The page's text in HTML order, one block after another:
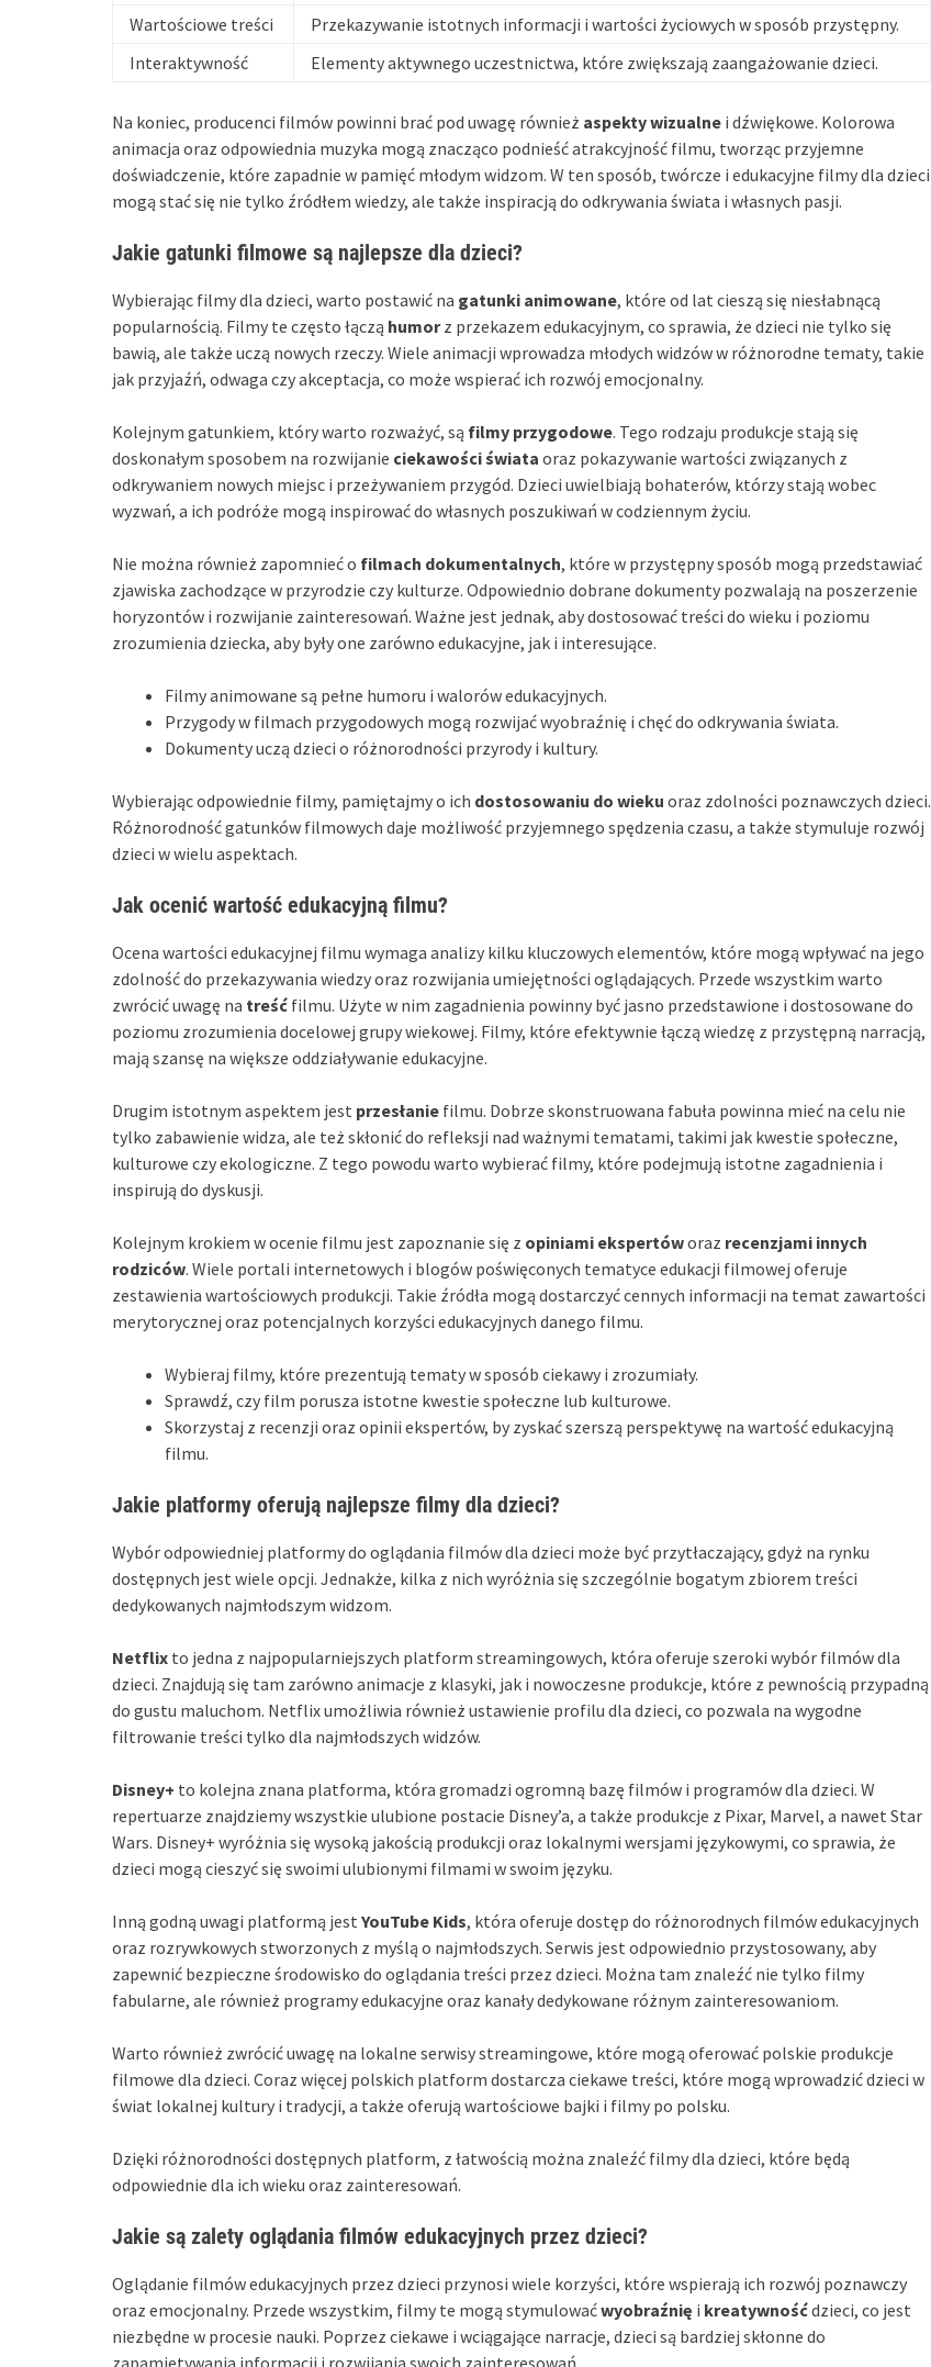
Wartościowe treści
Przekazywanie istotnych informacji i wartości życiowych w sposób przystępny.
Interaktywność
Elementy aktywnego uczestnictwa, które zwiększają zaangażowanie dzieci.
Na koniec, producenci filmów powinni brać pod uwagę również aspekty wizualne i dźwiękowe. Kolorowa
animacja oraz odpowiednia muzyka mogą znacząco podnieść atrakcyjność filmu, tworząc przyjemne
doświadczenie, które zapadnie w pamięć młodym widzom. W ten sposób, twórcze i edukacyjne filmy dla dzieci
mogą stać się nie tylko źródłem wiedzy, ale także inspiracją do odkrywania świata i własnych pasji.
Jakie gatunki filmowe są najlepsze dla dzieci?
Wybierając filmy dla dzieci, warto postawić na gatunki animowane, które od lat cieszą się niesłabnącą
popularnością. Filmy te często łączą humorz przekazem edukacyjnym, co sprawia, że dzieci nie tylko się
bawią, ale także uczą nowych rzeczy. Wiele animacji wprowadza młodych widzów w różnorodne tematy, takie
jak przyjaźń, odwaga czy akceptacja, co może wspierać ich rozwój emocjonalny.
Kolejnym gatunkiem, który warto rozważyć, są filmy przygodowe. Tego rodzaju produkcje stają się
doskonałym sposobem na rozwijanie ciekawości świata oraz pokazywanie wartości związanych z
odkrywaniem nowych miejsc i przeżywaniem przygód. Dzieci uwielbiają bohaterów, którzy stają wobec
wyzwań, a ich podróże mogą inspirować do własnych poszukiwań w codziennym życiu.
Nie można również zapomnieć o filmach dokumentalnych, które w przystępny sposób mogą przedstawiać
zjawiska zachodzące w przyrodzie czy kulturze. Odpowiednio dobrane dokumenty pozwalają na poszerzenie
horyzontów i rozwijanie zainteresowań. Ważne jest jednak, aby dostosować treści do wieku i poziomu
zrozumienia dziecka, aby były one zarówno edukacyjne, jak i interesujące.
Filmy animowane są pełne humoru i walorów edukacyjnych.
Przygody w filmach przygodowych mogą rozwijać wyobraźnię i chęć do odkrywania świata.
Dokumenty uczą dzieci o różnorodności przyrody i kultury.
Wybierając odpowiednie filmy, pamiętajmy o ich dostosowaniu do wieku oraz zdolności poznawczych dzieci.
Różnorodność gatunków filmowych daje możliwość przyjemnego spędzenia czasu, a także stymuluje rozwój
dzieci w wielu aspektach.
Jak ocenić wartość edukacyjną filmu?
Ocena wartości edukacyjnej filmu wymaga analizy kilku kluczowych elementów, które mogą wpływać na jego
zdolność do przekazywania wiedzy oraz rozwijania umiejętności oglądających. Przede wszystkim warto
zwrócić uwagę na treść filmu. Użyte w nim zagadnienia powinny być jasno przedstawione i dostosowane do
poziomu zrozumienia docelowej grupy wiekowej. Filmy, które efektywnie łączą wiedzę z przystępną narracją,
mają szansę na większe oddziaływanie edukacyjne.
Drugim istotnym aspektem jest przesłanie filmu. Dobrze skonstruowana fabuła powinna mieć na celu nie
tylko zabawienie widza, ale też skłonić do refleksji nad ważnymi tematami, takimi jak kwestie społeczne,
kulturowe czy ekologiczne. Z tego powodu warto wybierać filmy, które podejmują istotne zagadnienia i
inspirują do dyskusji.
Kolejnym krokiem w ocenie filmu jest zapoznanie się z opiniami ekspertóworaz recenzjami innych
rodziców. Wiele portali internetowych i blogów poświęconych tematyce edukacji filmowej oferuje
zestawienia wartościowych produkcji. Takie źródła mogą dostarczyć cennych informacji na temat zawartości
merytorycznej oraz potencjalnych korzyści edukacyjnych danego filmu.
Wybieraj filmy, które prezentują tematy w sposób ciekawy i zrozumiały.
Sprawdź, czy film porusza istotne kwestie społeczne lub kulturowe.
Skorzystaj z recenzji oraz opinii ekspertów, by zyskać szerszą perspektywę na wartość edukacyjną
filmu.
Jakie platformy oferują najlepsze filmy dla dzieci?
Wybór odpowiedniej platformy do oglądania filmów dla dzieci może być przytłaczający, gdyż na rynku
dostępnych jest wiele opcji. Jednakże, kilka z nich wyróżnia się szczególnie bogatym zbiorem treści
dedykowanych najmłodszym widzom.
Netflix to jedna z najpopularniejszych platform streamingowych, która oferuje szeroki wybór filmów dla
dzieci. Znajdują się tam zarówno animacje z klasyki, jak i nowoczesne produkcje, które z pewnością przypadną
do gustu maluchom. Netflix umożliwia również ustawienie profilu dla dzieci, co pozwala na wygodne
filtrowanie treści tylko dla najmłodszych widzów.
Disney+ to kolejna znana platforma, która gromadzi ogromną bazę filmów i programów dla dzieci. W
repertuarze znajdziemy wszystkie ulubione postacie Disney’a, a także produkcje z Pixar, Marvel, a nawet Star
Wars. Disney+ wyróżnia się wysoką jakością produkcji oraz lokalnymi wersjami językowymi, co sprawia, że
dzieci mogą cieszyć się swoimi ulubionymi filmami w swoim języku.
Inną godną uwagi platformą jest YouTube Kids, która oferuje dostęp do różnorodnych filmów edukacyjnych
oraz rozrywkowych stworzonych z myślą o najmłodszych. Serwis jest odpowiednio przystosowany, aby
zapewnić bezpieczne środowisko do oglądania treści przez dzieci. Można tam znaleźć nie tylko filmy
fabularne, ale również programy edukacyjne oraz kanały dedykowane różnym zainteresowaniom.
Warto również zwrócić uwagę na lokalne serwisy streamingowe, które mogą oferować polskie produkcje
filmowe dla dzieci. Coraz więcej polskich platform dostarcza ciekawe treści, które mogą wprowadzić dzieci w
świat lokalnej kultury i tradycji, a także oferują wartościowe bajki i filmy po polsku.
Dzięki różnorodności dostępnych platform, z łatwością można znaleźć filmy dla dzieci, które będą
odpowiednie dla ich wieku oraz zainteresowań.
Jakie są zalety oglądania filmów edukacyjnych przez dzieci?
Oglądanie filmów edukacyjnych przez dzieci przynosi wiele korzyści, które wspierają ich rozwój poznawczy
oraz emocjonalny. Przede wszystkim, filmy te mogą stymulowaćwyobraźnię i kreatywnośćdzieci, co jest
niezbędne w procesie nauki. Poprzez ciekawe i wciągające narracje, dzieci są bardziej skłonne do
zapamiętywania informacji i rozwijania swoich zainteresowań.